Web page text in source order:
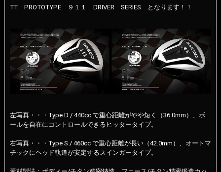
TT PROTOTYPE ９１１ DRIVER SERIES となります！！
左写真・・・Type D / 440cc で重心距離がやや短く（36.0mm）、ボ
ールを自在にコントロールできるヒッタータイプ。
右写真・・・Type S / 460cc で重心距離が長い（42.0mm）、オートマ
チックにヘッド軌道が安定するスインガータイプ。